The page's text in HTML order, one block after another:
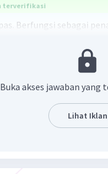
terverifikasi
Berfungsi sebagai
Untuk melekatkan
Berfungsi untuk
Balas
Buka akses jawaban
Lihat Iklan